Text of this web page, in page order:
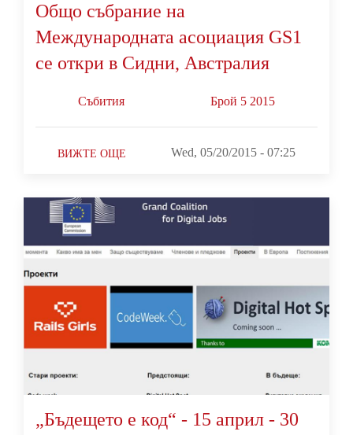
Общо събрание на
Международната асоциация GS1
се откри в Сидни, Австралия
Събития Брой 5 2015
ВИЖТЕ ОЩЕ Wed, 05/20/2015 - 07:25
„Бъдещето е код“ - 15 април - 30